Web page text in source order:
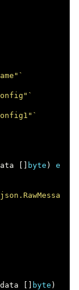
byte )
e
data byte )